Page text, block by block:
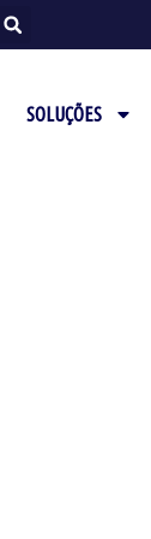
SOLUÇÕES